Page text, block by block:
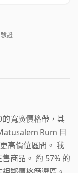
證
寬廣價格帶，其
Rum 目
高價位區間。 我
商品。 約 57% 的